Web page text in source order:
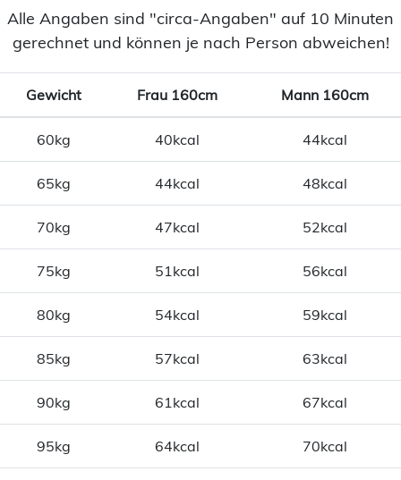
Alle Angaben sind "circa-Angaben" auf 10 Minuten
gerechnet und können je nach Person abweichen!
Gewicht Frau 160cm Mann 160cm
60kg 40kcal 44kcal
65kg 44kcal 48kcal
70kg 47kcal 52kcal
75kg 51kcal 56kcal
80kg 54kcal 59kcal
85kg 57kcal 63kcal
90kg 61kcal 67kcal
95kg 64kcal 70kcal